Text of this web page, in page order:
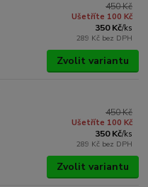
450 Kč
Ušetříte 100 Kč
350 Kč/ks
289 Kč bez DPH
Zvolit variantu
450 Kč
Ušetříte 100 Kč
350 Kč/ks
289 Kč bez DPH
Zvolit variantu